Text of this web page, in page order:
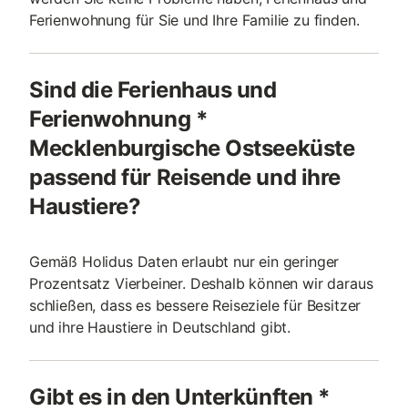
Ferienwohnung für Sie und Ihre Familie zu finden.
Sind die Ferienhaus und
Ferienwohnung *
Mecklenburgische Ostseeküste
passend für Reisende und ihre
Haustiere?
Gemäß Holidus Daten erlaubt nur ein geringer
Prozentsatz Vierbeiner. Deshalb können wir daraus
schließen, dass es bessere Reiseziele für Besitzer
und ihre Haustiere in Deutschland gibt.
Gibt es in den Unterkünften *